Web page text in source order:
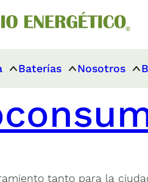
Baterías Nosotros
tanto para la